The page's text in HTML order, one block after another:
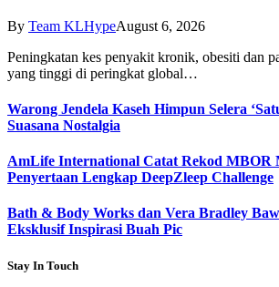
By Team KLHypeAugust 6, 2026
Peningkatan kes penyakit kronik, obesiti dan
yang tinggi di peringkat global…
Warong Jendela Kaseh Himpun Selera
Suasana Nostalgia
AmLife International Catat Rekod MBOR
Penyertaan Lengkap DeepZleep Challenge
Bath & Body Works dan Vera Bradley
Eksklusif Inspirasi Buah Pic
Stay In Touch